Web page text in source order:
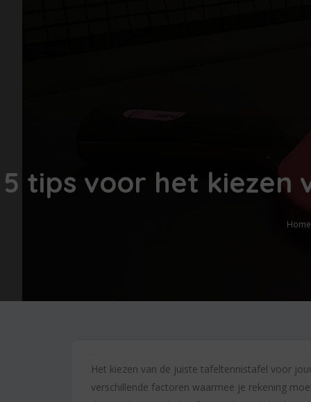
5 tips voor het
Home
Het kiezen van de juiste tafeltennistafel voor
verschillende factoren waarmee je rekening